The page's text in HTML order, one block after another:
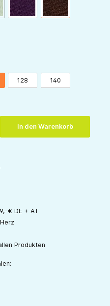
verfügbar.)
zurzeit nicht verfügbar.)
Option ist zurzeit nicht verfügbar.)
pflaume schoko
128 140
verfügbar.)
In den Warenkorb
€ DE + AT
Produkten